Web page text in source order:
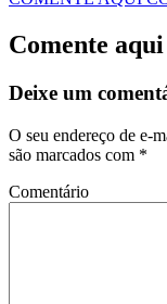
Comente aqui
Deixe um
O seu endereço de e-
são marcados com *
Comentário